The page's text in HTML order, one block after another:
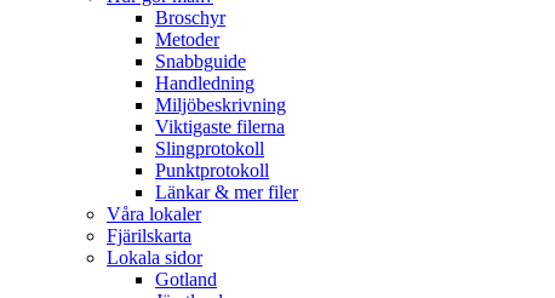
Broschyr
Metoder
Snabbguide
Handledning
Miljöbeskrivning
Viktigaste filerna
Slingprotokoll
Punktprotokoll
Länkar & mer filer
Våra lokaler
Fjärilskarta
Lokala sidor
Gotland